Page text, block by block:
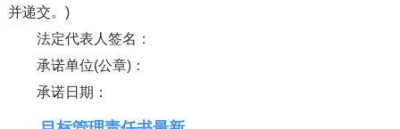
并递交。)
法定代表人签名：
承诺单位(公章)：
承诺日期：